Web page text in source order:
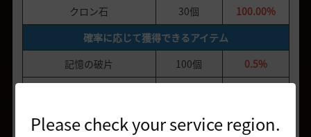
Please check your service region.
クロン石
30個
100.00%
確率に応じて獲得できるアイテム
記憶の破片
100個
0.5%
[EV] 貴重な駿馬訓練の箱
3.0%